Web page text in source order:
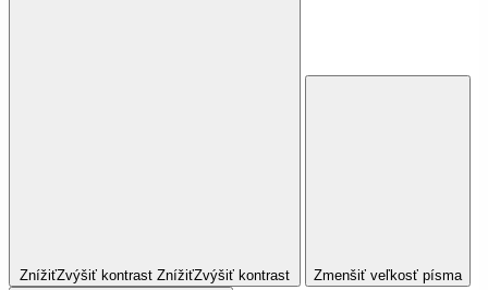
ZnížiťZvýšiť kontrast ZnížiťZvýšiť kontrast Zmenšiť veľkosť písma